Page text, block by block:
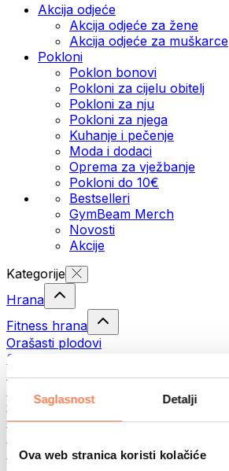
Saglasnost Detalji
Ova web stranica koristi kolačiće
Akcija odjeće
Akcija odjeće za žene
Akcija odjeće za muškarce
Pokloni
Poklon bonovi
Pokloni za cijelu obitelj
Pokloni za nju
Pokloni za njega
Kuhanje i pečenje
Moda i dodaci
Oprema za vježbanje
Pokloni do 10€
Bestselleri
GymBeam Merch
Novosti
Akcije
Kategorije
Hrana
Fitness hrana
Orašasti plodovi
Sjemenke
Namazi i paste
Gotovi obroci
Jaja
Meso